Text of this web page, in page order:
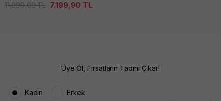
11.999,00TL 7.199,90 TL
Üye Ol, Fırsatların Tadını Çıkar!
Kadın Erkek